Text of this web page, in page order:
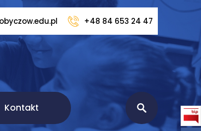
+48 84 653 24 47
Kontakt